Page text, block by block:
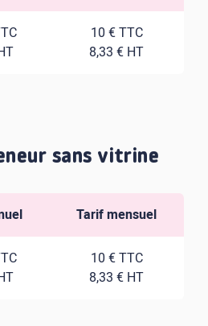
10 € TTC
8,33 € HT
sans vitrine
Tarif mensuel
10 € TTC
8,33 € HT